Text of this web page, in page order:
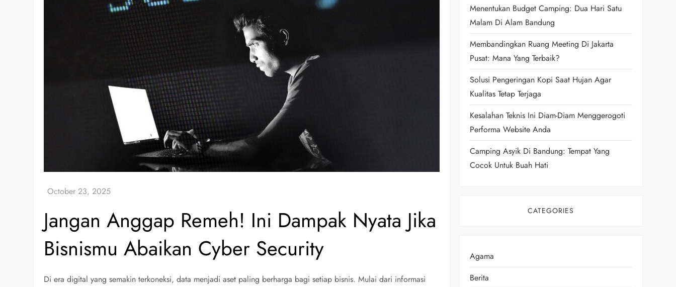
Jangan Anggap Remeh! Ini Dampak Nyata Jika
Bisnismu Abaikan Cyber Security
Di era digital yang semakin terkoneksi, data menjadi aset paling berharga bagi setiap bisnis. Mulai dari informasi
Menentukan Budget Camping: Dua Hari Satu
Malam Di Alam Bandung
Membandingkan Ruang Meeting Di Jakarta
Pusat: Mana Yang Terbaik?
Solusi Pengeringan Kopi Saat Hujan Agar
Kualitas Tetap Terjaga
Kesalahan Teknis Ini Diam-Diam Menggerogoti
Performa Website Anda
Camping Asyik Di Bandung: Tempat Yang
Cocok Untuk Buah Hati
CATEGORIES
Agama
Berita